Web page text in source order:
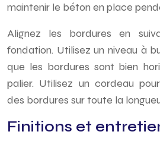
maintenir le béton en place
Alignez les bordures en
fondation. Utilisez un niveau à
que les bordures sont bien
palier. Utilisez un cordeau
des bordures sur toute la
Finitions et